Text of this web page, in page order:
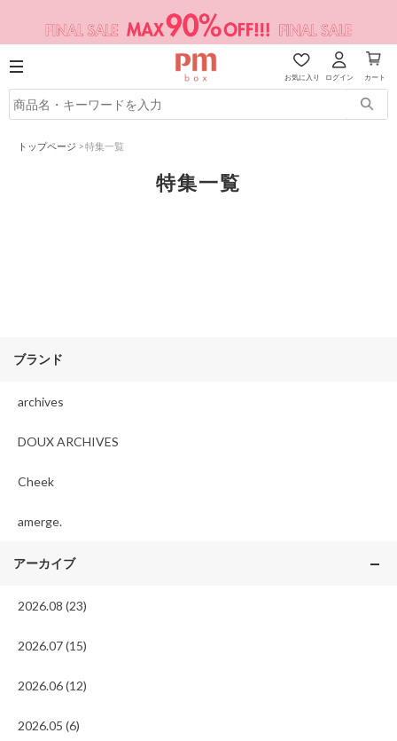
お気に入り ログイン カート
トップページ >特集一覧
特集一覧
ブランド
archives
DOUX ARCHIVES
Cheek
amerge.
アーカイブ
2026.08 (23)
2026.07 (15)
2026.06 (12)
2026.05 (6)